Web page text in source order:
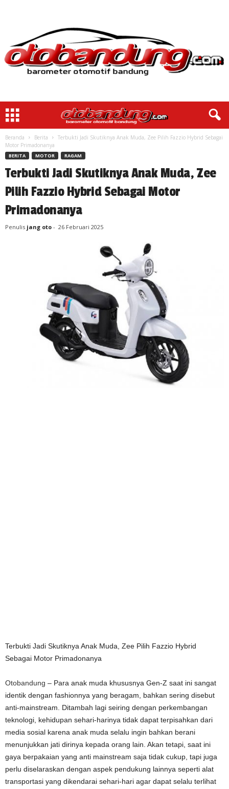
Beranda Berita
Terbukti Jadi Skutiknya Anak Muda, Zee Pilih Fazzio Hybrid Sebagai
Motor Primadonanya
BERITA MOTOR RAGAM
Terbukti Jadi Skutiknya Anak Muda, Zee
Pilih Fazzio Hybrid Sebagai Motor
Primadonanya
Penulis jang oto - 26 Februari 2025
Terbukti Jadi Skutiknya Anak Muda, Zee Pilih Fazzio Hybrid
Sebagai Motor Primadonanya
Otobandung – Para anak muda khususnya Gen-Z saat ini sangat
identik dengan fashionnya yang beragam, bahkan sering disebut
anti-mainstream. Ditambah lagi seiring dengan perkembangan
teknologi, kehidupan sehari-harinya tidak dapat terpisahkan dari
media sosial karena anak muda selalu ingin bahkan berani
menunjukkan jati dirinya kepada orang lain. Akan tetapi, saat ini
gaya berpakaian yang anti mainstream saja tidak cukup, tapi juga
perlu diselaraskan dengan aspek pendukung lainnya seperti alat
transportasi yang dikendarai sehari-hari agar dapat selalu terlihat